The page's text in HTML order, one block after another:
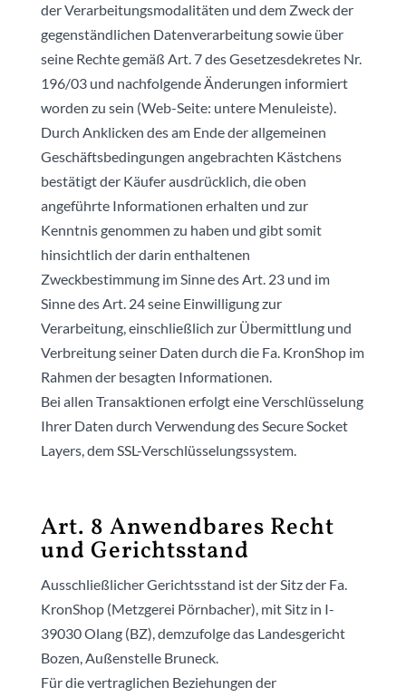
der Verarbeitungsmodalitäten und dem Zweck der
gegenständlichen Datenverarbeitung sowie über
seine Rechte gemäß Art. 7 des Gesetzesdekretes Nr.
196/03 und nachfolgende Änderungen informiert
worden zu sein (Web-Seite: untere Menuleiste).
Durch Anklicken des am Ende der allgemeinen
Geschäftsbedingungen angebrachten Kästchens
bestätigt der Käufer ausdrücklich, die oben
angeführte Informationen erhalten und zur
Kenntnis genommen zu haben und gibt somit
hinsichtlich der darin enthaltenen
Zweckbestimmung im Sinne des Art. 23 und im
Sinne des Art. 24 seine Einwilligung zur
Verarbeitung, einschließlich zur Übermittlung und
Verbreitung seiner Daten durch die Fa. KronShop im
Rahmen der besagten Informationen.
Bei allen Transaktionen erfolgt eine Verschlüsselung
Ihrer Daten durch Verwendung des Secure Socket
Layers, dem SSL-Verschlüsselungssystem.
Art. 8 Anwendbares Recht
und Gerichtsstand
Ausschließlicher Gerichtsstand ist der Sitz der Fa.
KronShop (Metzgerei Pörnbacher), mit Sitz in I-
39030 Olang (BZ), demzufolge das Landesgericht
Bozen, Außenstelle Bruneck.
Für die vertraglichen Beziehungen der